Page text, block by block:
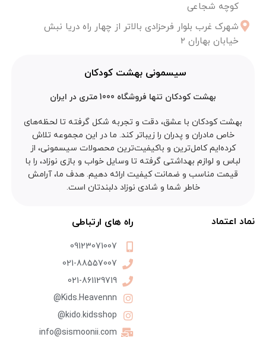
کوچه شجاعی
شهرک غرب بلوار فرحزادی بالاتر از چهار راه دریا نبش
خیابان بهاران ۲
سیسمونی بهشت کودکان
بهشت کودکان تنها فروشگاه 1000 متری در ایران
بهشت کودکان با عشق، دقت و تجربه شکل گرفته تا لحظه‌های
خاص مادران و پدران را زیباتر کند. ما در این مجموعه تلاش
کرده‌ایم کامل‌ترین و باکیفیت‌ترین محصولات سیسمونی، از
لباس و لوازم بهداشتی گرفته تا وسایل خواب و بازی نوزاد، را با
قیمت مناسب و ضمانت کیفیت ارائه دهیم. هدف ما، آرامش
خاطر شما و شادی نوزاد دلبندتان است.
نماد اعتماد راه های ارتباطی
09123071007
021-88557007
021-861129719
Kids.Heavennn@
kido.kidsshop@
info@sismoonii.com